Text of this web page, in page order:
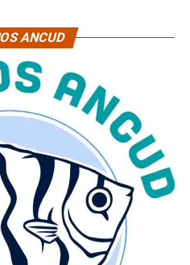
ANCUD